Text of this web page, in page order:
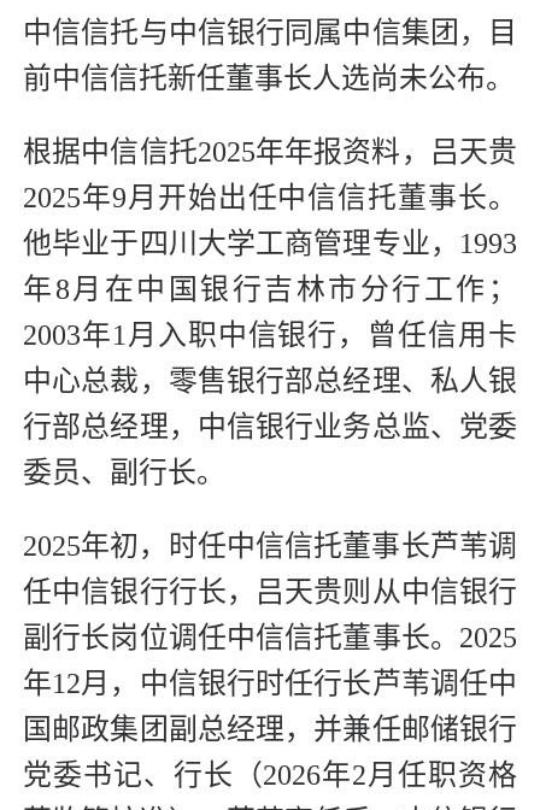
中信信托与中信银行同属中信集团，目
前中信信托新任董事长人选尚未公布。
根据中信信托2025年年报资料，吕天贵
2025年9月开始出任中信信托董事长。
他毕业于四川大学工商管理专业，1993
年8月在中国银行吉林市分行工作；
2003年1月入职中信银行，曾任信用卡
中心总裁，零售银行部总经理、私人银
行部总经理，中信银行业务总监、党委
委员、副行长。
2025年初，时任中信信托董事长芦苇调
任中信银行行长，吕天贵则从中信银行
副行长岗位调任中信信托董事长。2025
年12月，中信银行时任行长芦苇调任中
国邮政集团副总经理，并兼任邮储银行
党委书记、行长（2026年2月任职资格